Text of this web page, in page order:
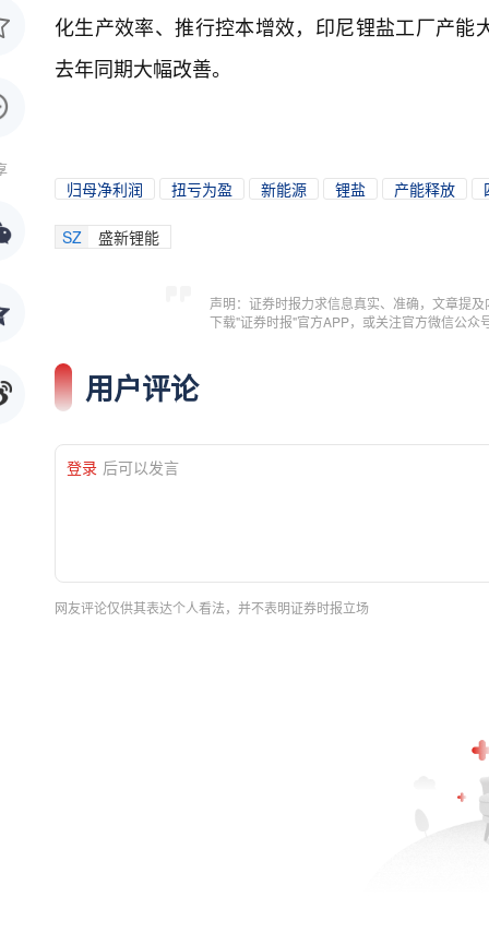
化生产效率、推行控本增效，印尼锂盐工厂产
去年同期大幅改善。
归母净利润 扭亏为盈 新能源 锂盐 产能释放
SZ 盛新锂能
声明：证券时报力求信息真实、准确，文章提
下载"证券时报"官方APP，或关注官方微信公
用户评论
登录 后可以发言
网友评论仅供其表达个人看法，并不表明证券时报立场